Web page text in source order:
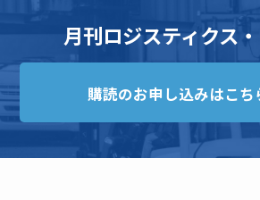
月刊ロジスティクス
購読のお申し込みはこち